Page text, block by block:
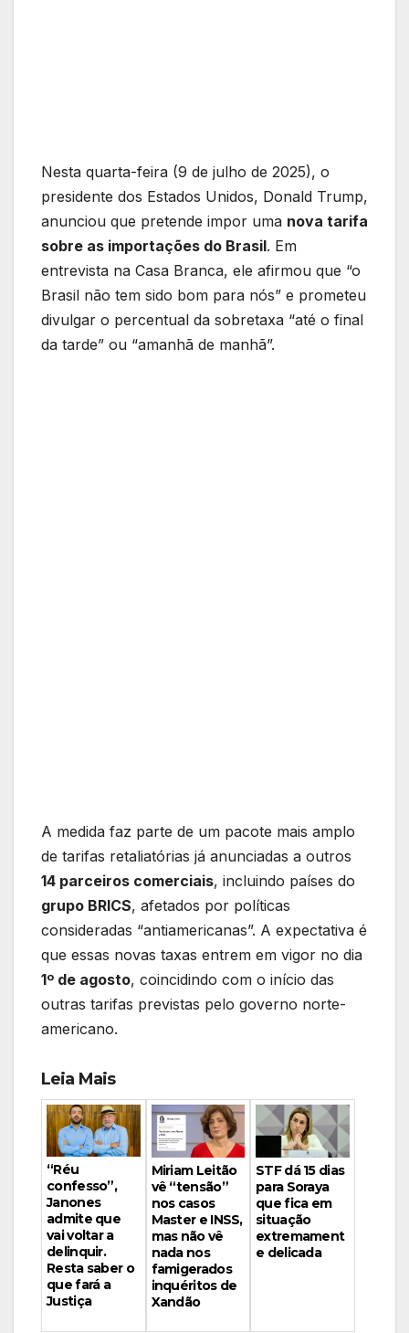
Nesta quarta-feira (9 de julho de 2025), o
presidente dos Estados Unidos, Donald Trump,
anunciou que pretende impor uma nova tarifa
sobre as importações do Brasil. Em
entrevista na Casa Branca, ele afirmou que “o
Brasil não tem sido bom para nós” e prometeu
divulgar o percentual da sobretaxa “até o final
da tarde” ou “amanhã de manhã”.
A medida faz parte de um pacote mais amplo
de tarifas retaliatórias já anunciadas a outros
14 parceiros comerciais, incluindo países do
grupo BRICS, afetados por políticas
consideradas “antiamericanas”. A expectativa é
que essas novas taxas entrem em vigor no dia
1º de agosto, coincidindo com o início das
outras tarifas previstas pelo governo norte-
americano.
Leia Mais
“Réu
confesso”,
Janones
admite que
vai voltar a
delinquir.
Resta saber o
que fará a
Justiça
Miriam Leitão
vê “tensão”
nos casos
Master e INSS,
mas não vê
nada nos
famigerados
inquéritos de
Xandão
STF dá 15 dias
para Soraya
que fica em
situação
extremament
e delicada